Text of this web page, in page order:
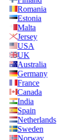
Romania
Estonia
Malta
Jersey
USA
UK
Australia
Germany
France
Canada
India
Spain
Netherlands
Sweden